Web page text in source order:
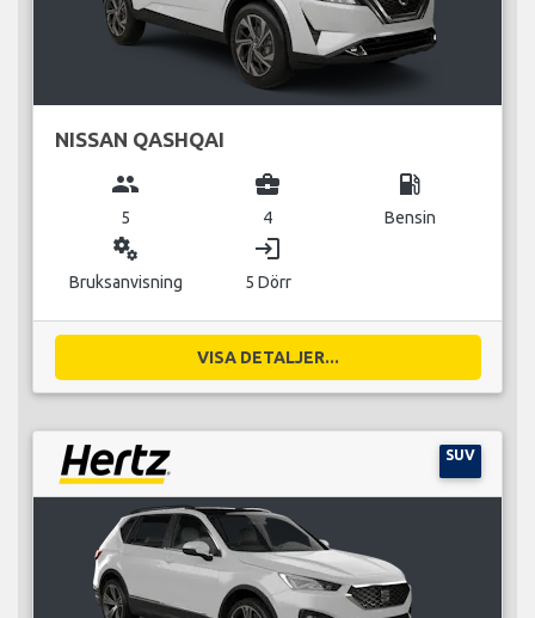
NISSAN QASHQAI
group
5
business_center
4
local_gas_station
Bensin
miscellaneous_services
Bruksanvisning
login
5 Dörr
VISA DETALJER...
SUV